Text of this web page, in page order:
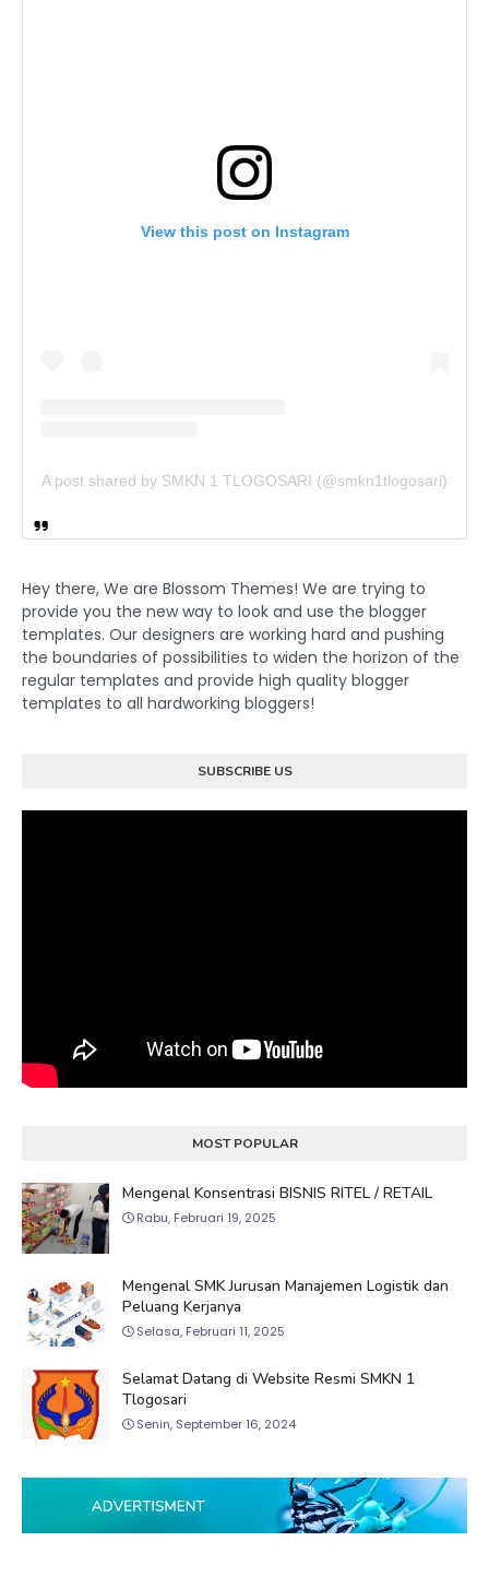
View this post on Instagram
A post shared by SMKN 1 TLOGOSARI (@smkn1tlogosari)
Hey there, We are Blossom Themes! We are trying to
provide you the new way to look and use the blogger
templates. Our designers are working hard and pushing
the boundaries of possibilities to widen the horizon of the
regular templates and provide high quality blogger
templates to all hardworking bloggers!
SUBSCRIBE US
MOST POPULAR
Mengenal Konsentrasi BISNIS RITEL / RETAIL
Rabu, Februari 19, 2025
Mengenal SMK Jurusan Manajemen Logistik dan
Peluang Kerjanya
Selasa, Februari 11, 2025
Selamat Datang di Website Resmi SMKN 1
Tlogosari
Senin, September 16, 2024